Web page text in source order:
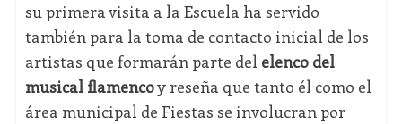
su primera visita a la Escuela ha servido
también para la toma de contacto inicial de los
artistas que formarán parte del elenco del
musical flamencoy reseña que tanto él como el
área municipal de Fiestas se involucran por